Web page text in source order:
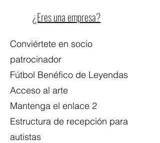
¿Eres una empresa?
Conviértete en socio
patrocinador
Fútbol Benéfico de Leyendas
Acceso al arte
Mantenga el enlace 2
Estructura de recepción para
autistas